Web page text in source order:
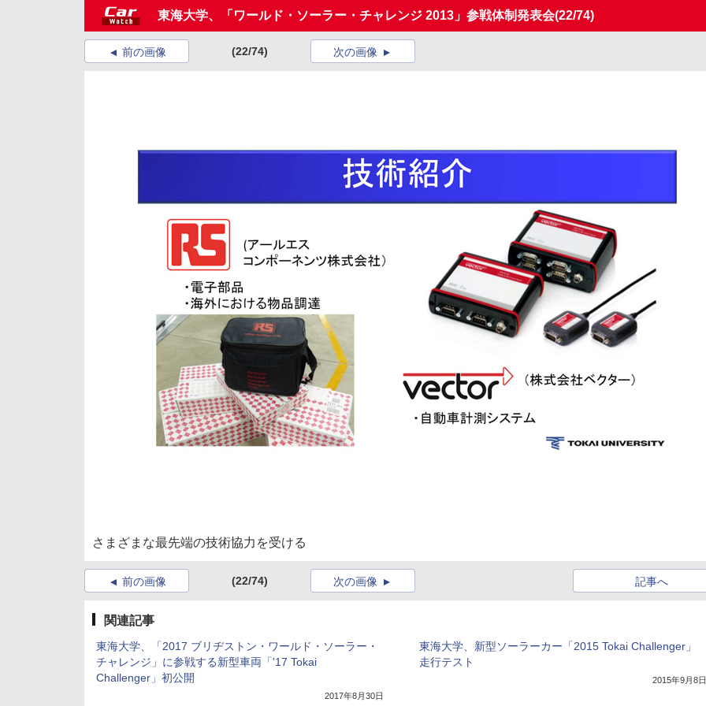
東海大学、「ワールド・ソーラー・チャレンジ 2013」参戦体制発表会(22/74)
前の画像 (22/74) 次の画像
さまざまな最先端の技術協力を受ける
前の画像 (22/74) 記事へ
次の画像
関連記事
東海大学、「2017 ブリヂストン・ワールド・ソーラー・
チャレンジ」に参戦する新型車両「'17 Tokai
Challenger」初公開
2017年8月30日
東海大学、新型ソーラーカー「2015 Tokai Challenger」
走行テスト
2015年9月8日